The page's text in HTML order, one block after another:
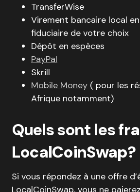
TransferWise
Virement bancaire local
fiduciaire de votre choix
Dépôt en espèces
PayPal
Skrill
Mobile Money ( pour les
Afrique notamment)
Quels sont les
LocalCoinSwap?
Si vous répondez à une offre
LocalCoinSwap, vous ne